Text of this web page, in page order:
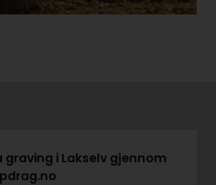
graving i Lakselv gjennom